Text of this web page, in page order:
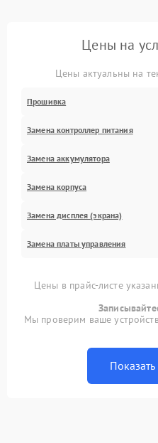
Цены на
Цены актуальны на
Прошивка
Замена контроллер питания
Замена аккумулятора
Замена корпуса
Замена дисплея (экрана)
Замена платы управления
Цены в прайс-листе
Мы проверим ваше
Показать